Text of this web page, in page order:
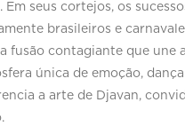
Em seus cortejos, os
brasileiros e
fusão contagiante que une
única de emoção,
a arte de Djavan,